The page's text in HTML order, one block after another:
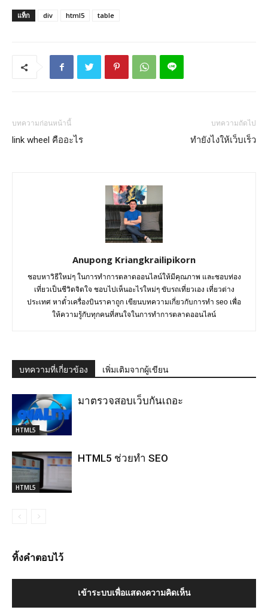
แท็ก div html5 table
บทความก่อนหน้านี้
link wheel คืออะไร
บทความถัดไป
ทำยังไงให้เว็บเร็ว
Anupong Kriangkrailipikorn
ชอบหาวิธีใหม่ๆ ในการทำการตลาดออนไลน์ให้มีคุณภาพ และชอบท่อง
เที่ยวเป็นชีวิตจิตใจ ชอบไปเห็นอะไรใหม่ๆ ขับรถเที่ยวเอง เที่ยวต่าง
ประเทศ หาตั๋วเครื่องบินราคาถูก เขียนบทความเกี่ยวกับการทำ seo เพื่อ
ให้ความรู้กับทุกคนที่สนใจในการทำการตลาดออนไลน์
บทความที่เกี่ยวข้อง เพิ่มเติมจากผู้เขียน
HTML5
มาตรวจสอบเว็บกันเถอะ
HTML5
HTML5 ช่วยทำ SEO
ทิ้งคำตอบไว้
เข้าระบบเพื่อแสดงความคิดเห็น